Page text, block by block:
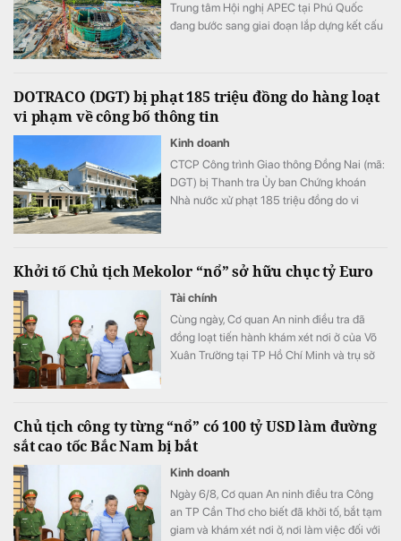
Trung tâm Hội nghị APEC tại Phú Quốc
đang bước sang giai đoạn lắp dựng kết cấu
DOTRACO (DGT) bị phạt 185 triệu đồng do hàng loạt
vi phạm về công bố thông tin
Kinh doanh
CTCP Công trình Giao thông Đồng Nai (mã:
DGT) bị Thanh tra Ủy ban Chứng khoán
Nhà nước xử phạt 185 triệu đồng do vi
Khởi tố Chủ tịch Mekolor “nổ” sở hữu chục tỷ Euro
Tài chính
Cùng ngày, Cơ quan An ninh điều tra đã
đồng loạt tiến hành khám xét nơi ở của Võ
Xuân Trường tại TP Hồ Chí Minh và trụ sở
Chủ tịch công ty từng “nổ” có 100 tỷ USD làm đường
sắt cao tốc Bắc Nam bị bắt
Kinh doanh
Ngày 6/8, Cơ quan An ninh điều tra Công
an TP Cần Thơ cho biết đã khởi tố, bắt tạm
giam và khám xét nơi ở, nơi làm việc đối với